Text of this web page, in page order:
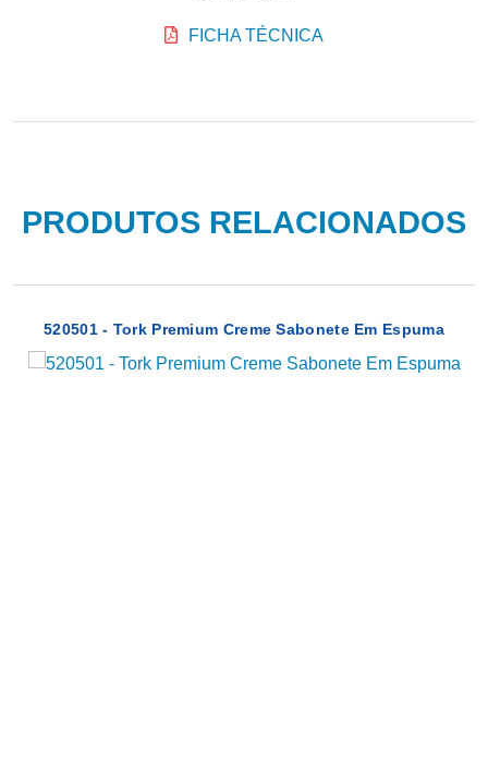
FICHA TÉCNICA
PRODUTOS RELACIONADOS
520501 - Tork Premium Creme Sabonete Em Espuma